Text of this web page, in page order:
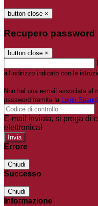
button close ×
Recupero password
button close ×
all'indirizzo indicato con le
Non hai una e-mail associata al
password tramite la Login
E-mail inviata, si prega di
elettronica!
Errore
Chiudi
Successo
Chiudi
Informazione